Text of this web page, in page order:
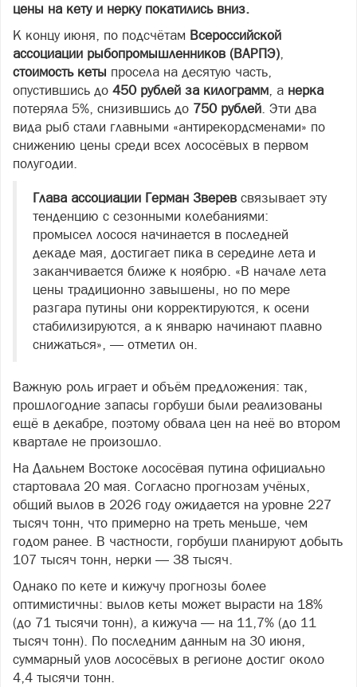
цены на кету и нерку покатились вниз.
К концу июня, по подсчётам Всероссийской
ассоциации рыбопромышленников (ВАРПЭ),
стоимость кеты просела на десятую часть,
опустившись до 450 рублей за килограмм, а нерка
потеряла 5%, снизившись до 750 рублей. Эти два
вида рыб стали главными «антирекордсменами» по
снижению цены среди всех лососёвых в первом
полугодии.
Глава ассоциации Герман Зверев связывает эту
тенденцию с сезонными колебаниями:
промысел лосося начинается в последней
декаде мая, достигает пика в середине лета и
заканчивается ближе к ноябрю. «В начале лета
цены традиционно завышены, но по мере
разгара путины они корректируются, к осени
стабилизируются, а к январю начинают плавно
снижаться», — отметил он.
Важную роль играет и объём предложения: так,
прошлогодние запасы горбуши были реализованы
ещё в декабре, поэтому обвала цен на неё во втором
квартале не произошло.
На Дальнем Востоке лососёвая путина официально
стартовала 20 мая. Согласно прогнозам учёных,
общий вылов в 2026 году ожидается на уровне 227
тысяч тонн, что примерно на треть меньше, чем
годом ранее. В частности, горбуши планируют добыть
107 тысяч тонн, нерки — 38 тысяч.
Однако по кете и кижучу прогнозы более
оптимистичны: вылов кеты может вырасти на 18%
(до 71 тысячи тонн), а кижуча — на 11,7% (до 11
тысяч тонн). По последним данным на 30 июня,
суммарный улов лососёвых в регионе достиг около
4,4 тысячи тонн.